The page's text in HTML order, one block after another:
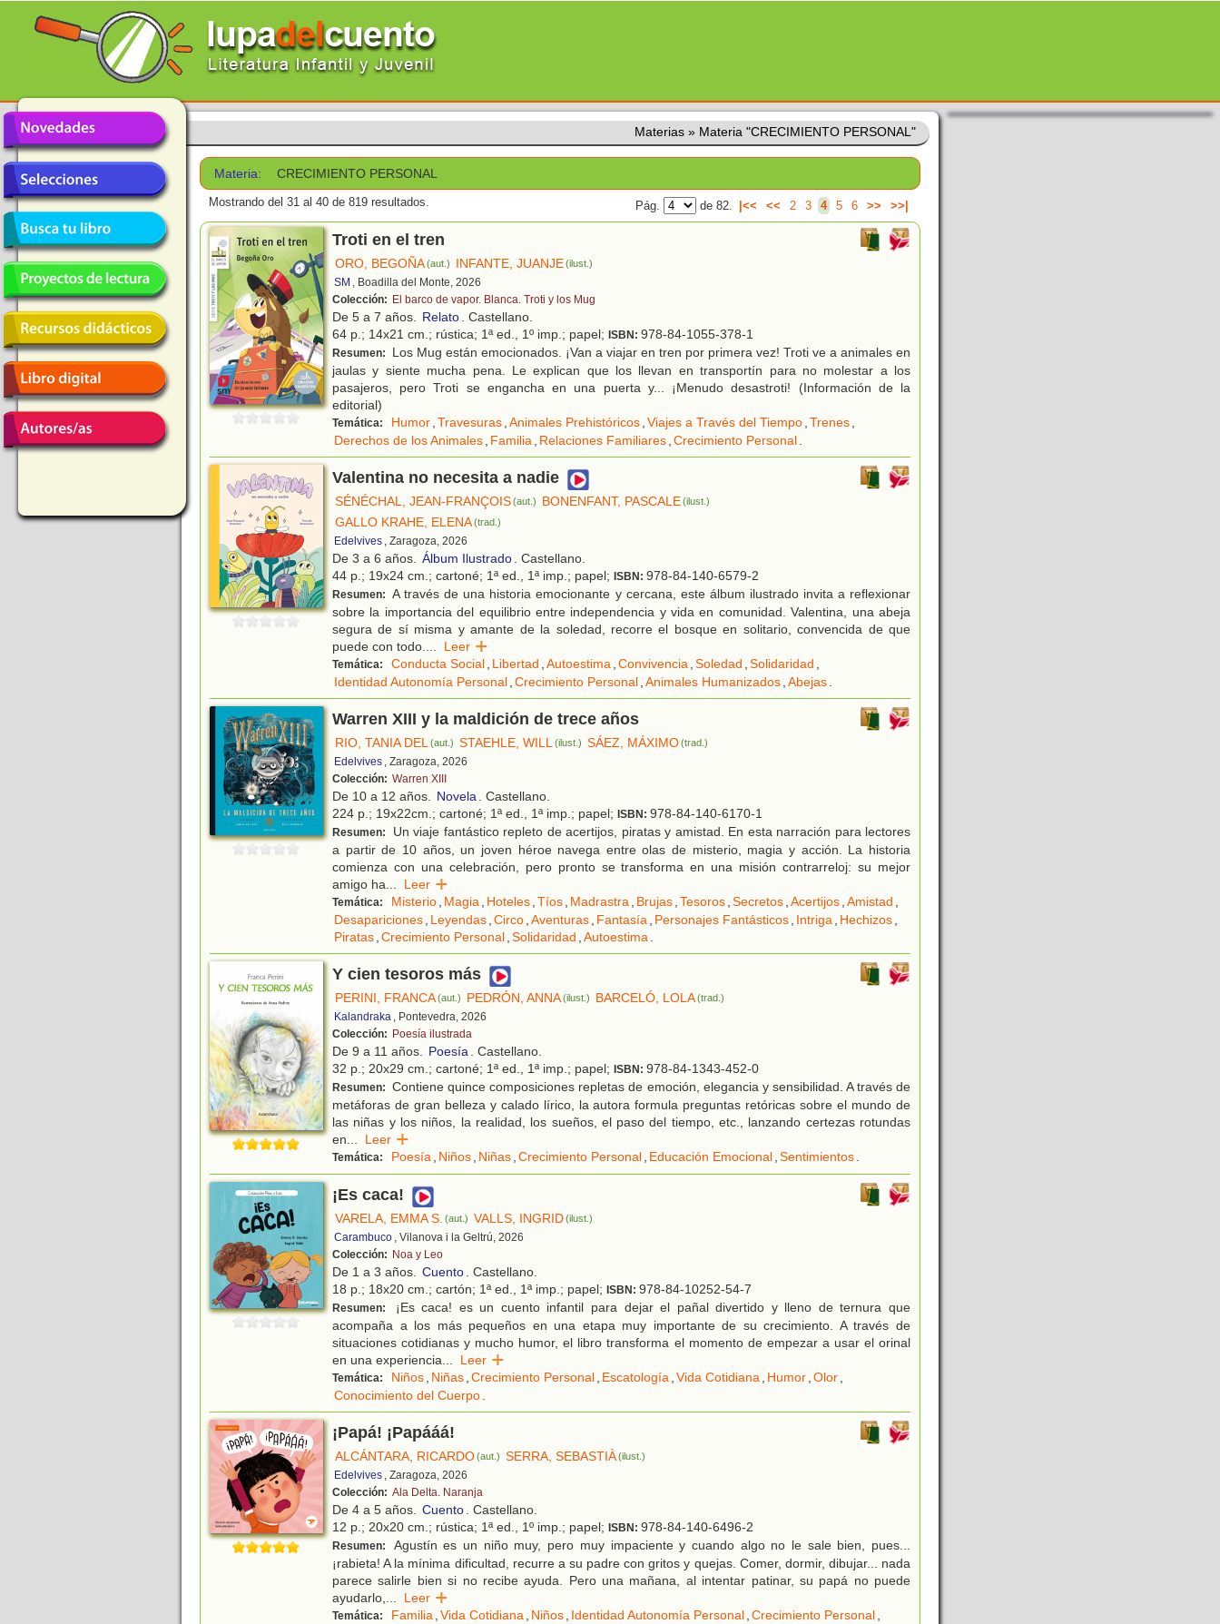
Materias » Materia "CRECIMIENTO PERSONAL"
Materia: CRECIMIENTO PERSONAL
Mostrando del 31 al 40 de 819 resultados. Pág. de 82. |<< << 2 3 4 5 6 >> >>|
Troti en el tren
ORO, BEGOÑA(aut.) INFANTE, JUANJE(ilust.)
SM , Boadilla del Monte, 2026
Colección: El barco de vapor. Blanca. Troti y los Mug
De 5 a 7 años. Relato. Castellano.
64 p.; 14x21 cm.; rústica; 1ª ed., 1º imp.; papel; ISBN: 978-84-1055-378-1
Resumen:
Los Mug están emocionados. ¡Van a viajar en tren por primera vez! Troti ve a animales en
jaulas y siente mucha pena. Le explican que los llevan en transportín para no molestar a los
pasajeros, pero Troti se engancha en una puerta y... ¡Menudo desastroti! (Información de la
editorial)
Temática: Humor,Travesuras,Animales Prehistóricos,Viajes a Través del Tiempo,Trenes,
Derechos de los Animales, Familia, Relaciones Familiares,Crecimiento Personal.
Valentina no necesita a nadie
SÉNÉCHAL, JEAN-FRANÇOIS(aut.) BONENFANT, PASCALE(ilust.)
GALLO KRAHE, ELENA(trad.)
Edelvives , Zaragoza, 2026
De 3 a 6 años. Álbum Ilustrado. Castellano.
44 p.; 19x24 cm.; cartoné; 1ª ed., 1ª imp.; papel; ISBN: 978-84-140-6579-2
Resumen: A través de una historia emocionante y cercana, este álbum ilustrado invita a reflexionar
sobre la importancia del equilibrio entre independencia y vida en comunidad. Valentina, una abeja
segura de sí misma y amante de la soledad, recorre el bosque en solitario, convencida de que
puede con todo.... Leer
Temática: Conducta Social, Libertad ,Autoestima,Convivencia,Soledad ,Solidaridad ,
Identidad Autonomía Personal,Crecimiento Personal,Animales Humanizados,Abejas.
Warren XIII y la maldición de trece años
RIO, TANIA DEL(aut.) STAEHLE, WILL(ilust.) SÁEZ, MÁXIMO (trad.)
Edelvives , Zaragoza, 2026
Colección: Warren XIII
De 10 a 12 años. Novela. Castellano.
224 p.; 19x22cm.; cartoné; 1ª ed., 1ª imp.; papel; ISBN: 978-84-140-6170-1
Resumen:
Un viaje fantástico repleto de acertijos, piratas y amistad. En esta narración para lectores
a partir de 10 años, un joven héroe navega entre olas de misterio, magia y acción. La historia
comienza con una celebración, pero pronto se transforma en una misión contrarreloj: su mejor
amigo ha... Leer
Temática: Misterio, Magia, Hoteles,Tíos, Madrastra, Brujas,Tesoros,Secretos,Acertijos,Amistad ,
Desapariciones, Leyendas,Circo,Aventuras, Fantasía, Personajes Fantásticos, Intriga, Hechizos,
Piratas,Crecimiento Personal,Solidaridad ,Autoestima.
Y cien tesoros más
PERINI, FRANCA(aut.) PEDRÓN, ANNA(ilust.) BARCELÓ, LOLA(trad.)
Kalandraka , Pontevedra, 2026
Colección: Poesía ilustrada
De 9 a 11 años. Poesía. Castellano.
32 p.; 20x29 cm.; cartoné; 1ª ed., 1ª imp.; papel; ISBN: 978-84-1343-452-0
Resumen: Contiene quince composiciones repletas de emoción, elegancia y sensibilidad. A través de
metáforas de gran belleza y calado lírico, la autora formula preguntas retóricas sobre el mundo de
las niñas y los niños, la realidad, los sueños, el paso del tiempo, etc., lanzando certezas rotundas
en... Leer
Temática: Poesía, Niños, Niñas,Crecimiento Personal, Educación Emocional,Sentimientos.
¡Es caca!
VARELA, EMMA S. (aut.) VALLS, INGRID(ilust.)
Carambuco , Vilanova i la Geltrú, 2026
Colección: Noa y Leo
De 1 a 3 años. Cuento. Castellano.
18 p.; 18x20 cm.; cartón; 1ª ed., 1ª imp.; papel; ISBN: 978-84-10252-54-7
Resumen:
¡Es caca! es un cuento infantil para dejar el pañal divertido y lleno de ternura que
acompaña a los más pequeños en una etapa muy importante de su crecimiento. A través de
situaciones cotidianas y mucho humor, el libro transforma el momento de empezar a usar el orinal
en una experiencia... Leer
Temática: Niños, Niñas,Crecimiento Personal, Escatología,Vida Cotidiana, Humor,Olor,
Conocimiento del Cuerpo.
¡Papá! ¡Papááá!
ALCÁNTARA, RICARDO(aut.) SERRA, SEBASTIÀ(ilust.)
Edelvives , Zaragoza, 2026
Colección: Ala Delta. Naranja
De 4 a 5 años. Cuento. Castellano.
12 p.; 20x20 cm.; rústica; 1ª ed., 1º imp.; papel; ISBN: 978-84-140-6496-2
Resumen:
Agustín es un niño muy, pero muy impaciente y cuando algo no le sale bien, pues...
¡rabieta! A la mínima dificultad, recurre a su padre con gritos y quejas. Comer, dormir, dibujar... nada
parece salirle bien si no recibe ayuda. Pero una mañana, al intentar patinar, su papá no puede
ayudarlo,... Leer
Temática: Familia,Vida Cotidiana, Niños, Identidad Autonomía Personal,Crecimiento Personal,